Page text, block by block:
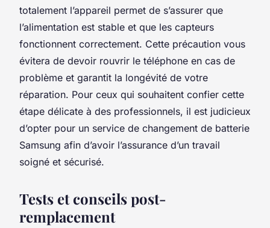
totalement l’appareil permet de s’assurer que
l’alimentation est stable et que les capteurs
fonctionnent correctement. Cette précaution vous
évitera de devoir rouvrir le téléphone en cas de
problème et garantit la longévité de votre
réparation. Pour ceux qui souhaitent confier cette
étape délicate à des professionnels, il est judicieux
d’opter pour un service de changement de batterie
Samsung afin d’avoir l’assurance d’un travail
soigné et sécurisé.
Tests et conseils post-
remplacement